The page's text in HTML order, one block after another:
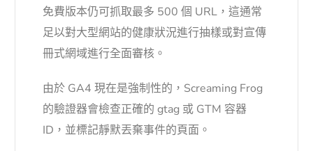
免費版本仍可抓取最多 500 個 URL，這通常
足以對大型網站的健康狀況進行抽樣或對宣傳
冊式網域進行全面審核。
由於 GA4 現在是強制性的，Screaming Frog
的驗證器會檢查正確的 gtag 或 GTM 容器
ID，並標記靜默丟棄事件的頁面。